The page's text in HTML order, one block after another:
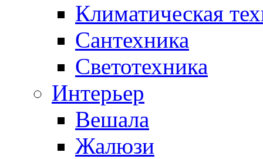
Климатическая
Сантехника
Светотехника
Интерьер
Вешала
Жалюзи